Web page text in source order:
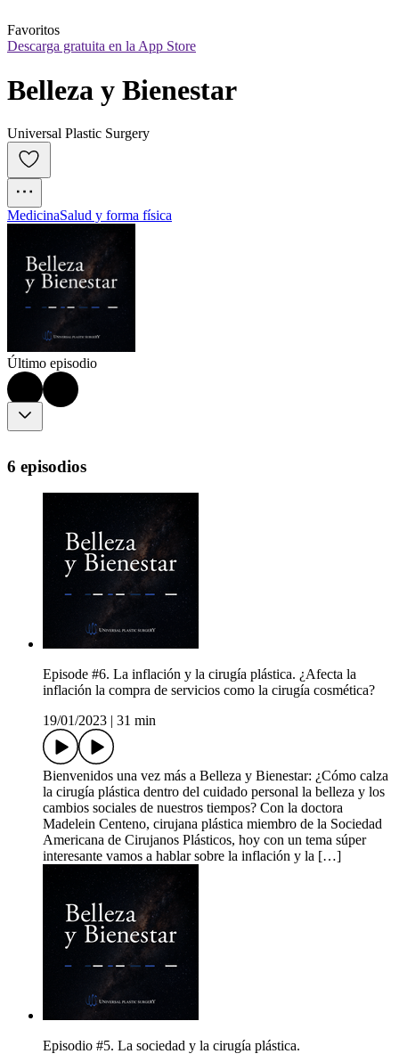
Favoritos
Descarga gratuita en la App Store
Belleza y Bienestar
Universal Plastic Surgery
MedicinaSalud y forma física
Último episodio
6 episodios
Episode #6. La inflación y la cirugía plástica. ¿Afecta la
inflación la compra de servicios como la cirugía cosmética?
19/01/2023
31 min
Bienvenidos una vez más a Belleza y Bienestar: ¿Cómo calza
la cirugía plástica dentro del cuidado personal la belleza y los
cambios sociales de nuestros tiempos? Con la doctora
Madelein Centeno, cirujana plástica miembro de la Sociedad
Americana de Cirujanos Plásticos, hoy con un tema súper
interesante vamos a hablar sobre la inflación y la […]
Episodio #5. La sociedad y la cirugía plástica.